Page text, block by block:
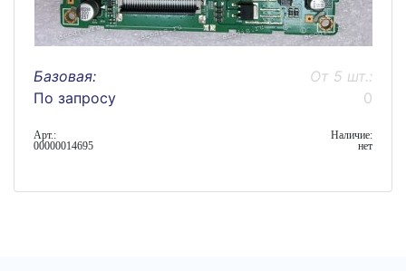
Базовая:
По запросу
От 5 шт.:
0
Арт.:
00000014695
Наличие:
нет